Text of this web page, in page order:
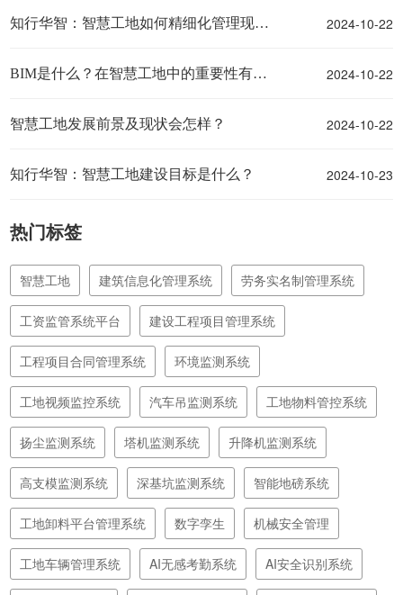
知行华智：智慧工地如何精细化管理现场？ 2024-10-22
BIM是什么？在智慧工地中的重要性有哪些？ 2024-10-22
智慧工地发展前景及现状会怎样？ 2024-10-22
知行华智：智慧工地建设目标是什么？ 2024-10-23
热门标签
智慧工地 建筑信息化管理系统 劳务实名制管理系统
工资监管系统平台 建设工程项目管理系统
工程项目合同管理系统 环境监测系统
工地视频监控系统 汽车吊监测系统 工地物料管控系统
扬尘监测系统 塔机监测系统 升降机监测系统
高支模监测系统 深基坑监测系统 智能地磅系统
工地卸料平台管理系统 数字孪生 机械安全管理
工地车辆管理系统 AI无感考勤系统 AI安全识别系统